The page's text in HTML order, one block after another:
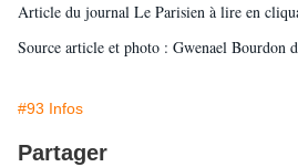
Article du journal Le Parisien à lire en
Source article et photo : Gwenael Bourdon
#93 Infos
Partager